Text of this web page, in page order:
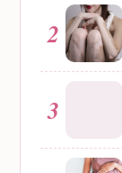
2
3